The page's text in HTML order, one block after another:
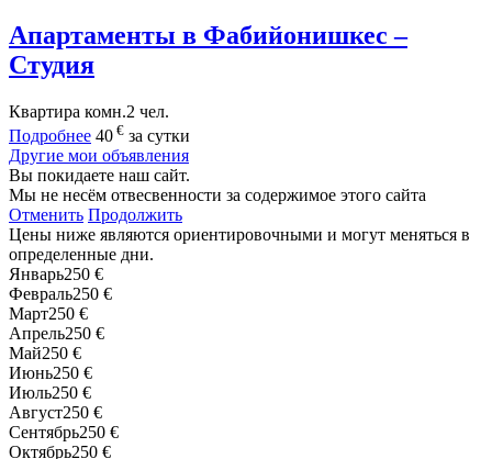
Апартаменты в Фабийонишкес –
Студия
Квартира комн.2 чел.
Подробнее 40 € за сутки
Другие мои объявления
Вы покидаете наш сайт.
Мы не несём отвесвенности за содержимое этого сайта
Отменить Продолжить
Цены ниже являются ориентировочными и могут меняться в
определенные дни.
Январь250 €
Февраль250 €
Март250 €
Апрель250 €
Май250 €
Июнь250 €
Июль250 €
Август250 €
Сентябрь250 €
Октябрь250 €